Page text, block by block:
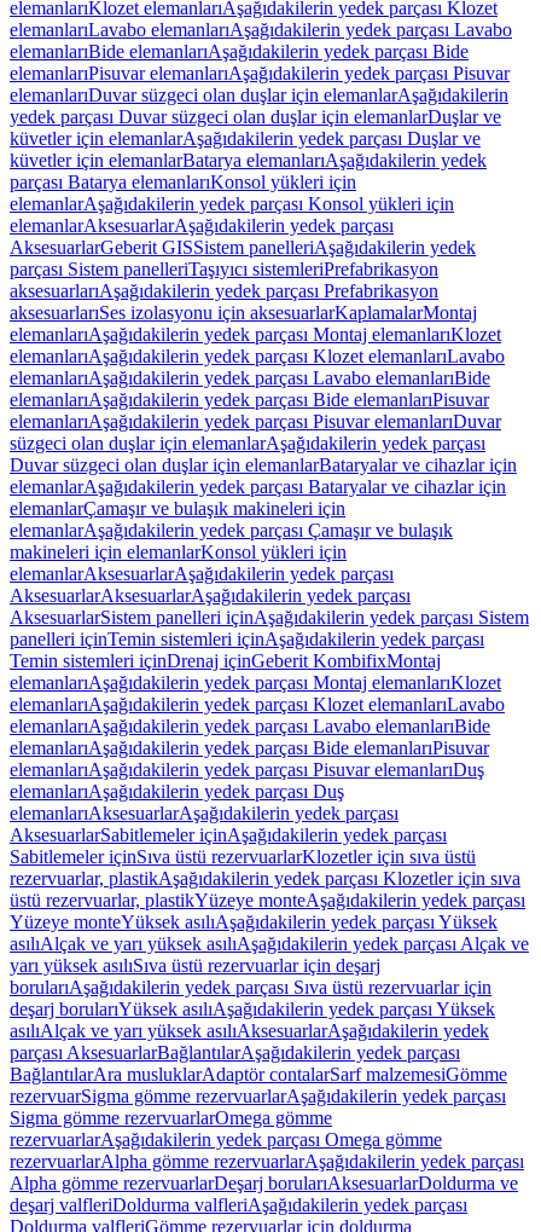
elemanlarıKlozet elemanlarıAşağıdakilerin yedek parçası Klozet
elemanlarıLavabo elemanlarıAşağıdakilerin yedek parçası Lavabo
elemanlarıBide elemanlarıAşağıdakilerin yedek parçası Bide
elemanlarıPisuvar elemanlarıAşağıdakilerin yedek parçası Pisuvar
elemanlarıDuvar süzgeci olan duşlar için elemanlarAşağıdakilerin
yedek parçası Duvar süzgeci olan duşlar için elemanlarDuşlar ve
küvetler için elemanlarAşağıdakilerin yedek parçası Duşlar ve
küvetler için elemanlarBatarya elemanlarıAşağıdakilerin yedek
parçası Batarya elemanlarıKonsol yükleri için
elemanlarAşağıdakilerin yedek parçası Konsol yükleri için
elemanlarAksesuarlarAşağıdakilerin yedek parçası
AksesuarlarGeberit GISSistem panelleriAşağıdakilerin yedek
parçası Sistem panelleriTaşıyıcı sistemleriPrefabrikasyon
aksesuarlarıAşağıdakilerin yedek parçası Prefabrikasyon
aksesuarlarıSes izolasyonu için aksesuarlarKaplamalarMontaj
elemanlarıAşağıdakilerin yedek parçası Montaj elemanlarıKlozet
elemanlarıAşağıdakilerin yedek parçası Klozet elemanlarıLavabo
elemanlarıAşağıdakilerin yedek parçası Lavabo elemanlarıBide
elemanlarıAşağıdakilerin yedek parçası Bide elemanlarıPisuvar
elemanlarıAşağıdakilerin yedek parçası Pisuvar elemanlarıDuvar
süzgeci olan duşlar için elemanlarAşağıdakilerin yedek parçası
Duvar süzgeci olan duşlar için elemanlarBataryalar ve cihazlar için
elemanlarAşağıdakilerin yedek parçası Bataryalar ve cihazlar için
elemanlarÇamaşır ve bulaşık makineleri için
elemanlarAşağıdakilerin yedek parçası Çamaşır ve bulaşık
makineleri için elemanlarKonsol yükleri için
elemanlarAksesuarlarAşağıdakilerin yedek parçası
AksesuarlarAksesuarlarAşağıdakilerin yedek parçası
AksesuarlarSistem panelleri içinAşağıdakilerin yedek parçası Sistem
panelleri içinTemin sistemleri içinAşağıdakilerin yedek parçası
Temin sistemleri içinDrenaj içinGeberit KombifixMontaj
elemanlarıAşağıdakilerin yedek parçası Montaj elemanlarıKlozet
elemanlarıAşağıdakilerin yedek parçası Klozet elemanlarıLavabo
elemanlarıAşağıdakilerin yedek parçası Lavabo elemanlarıBide
elemanlarıAşağıdakilerin yedek parçası Bide elemanlarıPisuvar
elemanlarıAşağıdakilerin yedek parçası Pisuvar elemanlarıDuş
elemanlarıAşağıdakilerin yedek parçası Duş
elemanlarıAksesuarlarAşağıdakilerin yedek parçası
AksesuarlarSabitlemeler içinAşağıdakilerin yedek parçası
Sabitlemeler içinSıva üstü rezervuarlarKlozetler için sıva üstü
rezervuarlar, plastikAşağıdakilerin yedek parçası Klozetler için sıva
üstü rezervuarlar, plastikYüzeye monteAşağıdakilerin yedek parçası
Yüzeye monteYüksek asılıAşağıdakilerin yedek parçası Yüksek
asılıAlçak ve yarı yüksek asılıAşağıdakilerin yedek parçası Alçak ve
yarı yüksek asılıSıva üstü rezervuarlar için deşarj
borularıAşağıdakilerin yedek parçası Sıva üstü rezervuarlar için
deşarj borularıYüksek asılıAşağıdakilerin yedek parçası Yüksek
asılıAlçak ve yarı yüksek asılıAksesuarlarAşağıdakilerin yedek
parçası AksesuarlarBağlantılarAşağıdakilerin yedek parçası
BağlantılarAra musluklarAdaptör contalarSarf malzemesiGömme
rezervuarSigma gömme rezervuarlarAşağıdakilerin yedek parçası
Sigma gömme rezervuarlarOmega gömme
rezervuarlarAşağıdakilerin yedek parçası Omega gömme
rezervuarlarAlpha gömme rezervuarlarAşağıdakilerin yedek parçası
Alpha gömme rezervuarlarDeşarj borularıAksesuarlarDoldurma ve
deşarj valfleriDoldurma valfleriAşağıdakilerin yedek parçası
Doldurma valfleriGömme rezervuarlar için doldurma